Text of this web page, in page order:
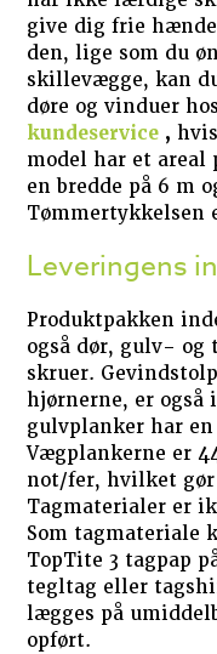
give dig frie
den, lige som du
skillevægge, kan
døre og vinduer
kundeservice ,
model har et areal
en bredde på 6 m
Tømmertykkelsen
Leveringens
Produktpakken
også dør, gulv- og
skruer.
hjørnerne, er
gulvplanker har
Vægplankerne er
not/fer, hvilket
Tagmaterialer er
Som tagmateriale
TopTite 3 tagpap
tegltag eller
lægges på
opført.